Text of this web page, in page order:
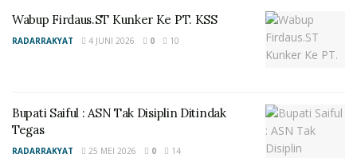
Wabup Firdaus.ST Kunker Ke PT. KSS
RADARRAKYAT 4 JUNI 2026 0 10
Bupati Saiful : ASN Tak Disiplin Ditindak
Tegas
RADARRAKYAT 25 MEI 2026 0 14